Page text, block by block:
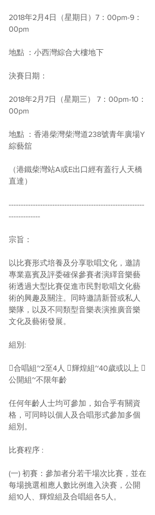
2018年2月4日（星期日）7：00pm-9：
00pm
地點 ：小西灣綜合大樓地下
決賽日期：
2018年2月7日（星期三） 7：00pm-10：
00pm
地點 ：香港柴灣柴灣道238號青年廣場Y
綜藝舘
（港鐵柴灣站A或E出口經有蓋行人天橋
直達）
--------------------------------------------------------
-------------
宗旨：
以比賽形式培養及分享歌唱文化，邀請
專業嘉賓及評委確保參賽者演繹音樂藝
術透過大型比賽促進市民對歌唱文化藝
術的興趣及關注。同時邀請新晉或私人
樂隊，以及不同類型音樂表演推廣音樂
文化及藝術發展。
組別:
合唱組~2至4人 輝煌組~40歲或以上 
公開組~不限年齡
任何年齡人士均可參加，如合乎有關資
格，可同時以個人及合唱形式參加多個
組別。
比賽程序 :
(一) 初賽：參加者分若干場次比賽，並在
每場挑選相應人數比例進入決賽，公開
組10人、輝煌組及合唱組各5人。